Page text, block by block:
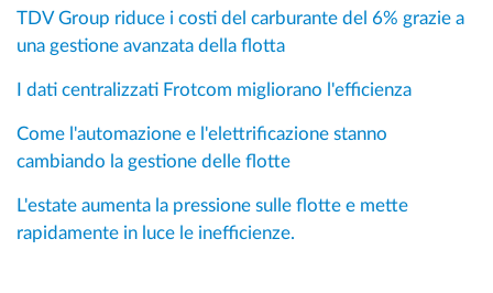
TDV Group riduce i costi del carburante del 6% grazie a
una gestione avanzata della flotta
I dati centralizzati Frotcom migliorano l'efficienza
Come l'automazione e l'elettrificazione stanno
cambiando la gestione delle flotte
L'estate aumenta la pressione sulle flotte e mette
rapidamente in luce le inefficienze.